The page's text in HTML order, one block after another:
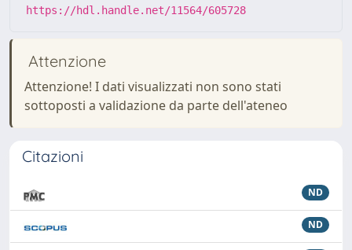
https://hdl.handle.net/11564/605728
Attenzione
Attenzione! I dati visualizzati non sono stati
sottoposti a validazione da parte dell'ateneo
Citazioni
ND
ND